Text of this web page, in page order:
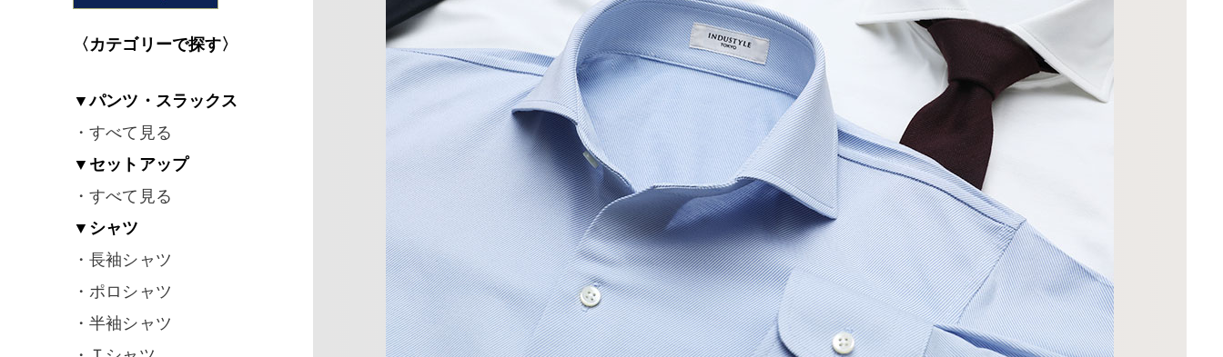
〈カテゴリーで探す〉
▼パンツ・スラックス
・すべて見る
▼セットアップ
・すべて見る
▼シャツ
・長袖シャツ
・ポロシャツ
・半袖シャツ